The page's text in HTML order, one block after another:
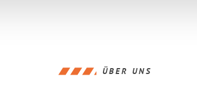
ÜBER UNS